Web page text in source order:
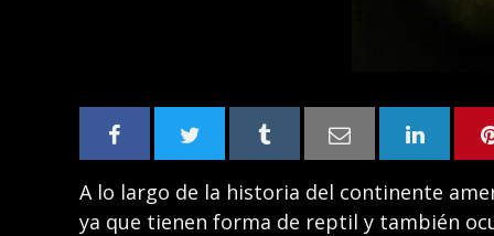
A lo largo de la historia del continente
ya que tienen forma de reptil y también